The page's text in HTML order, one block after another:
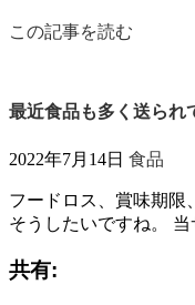
この記事を読む
最近食品も多く送られ
2022年7月14日 食品
フードロス、賞味期限
そうしたいですね。
共有: